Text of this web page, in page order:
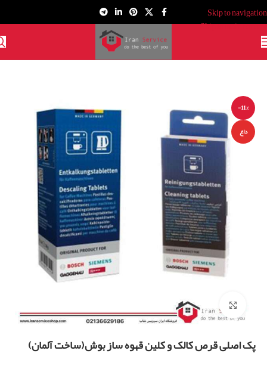
Skip to navigation
Skip to main content
-11%
داغ
برای بزرگنمایی کلیک کنید
پک اصلی قرص کالک و کلین قهوه ساز بوش(ساخت آلمان)